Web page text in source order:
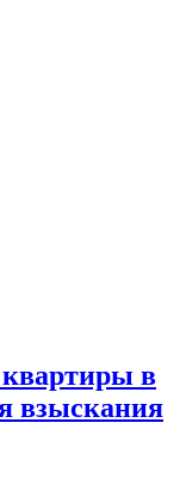
в
взыскания